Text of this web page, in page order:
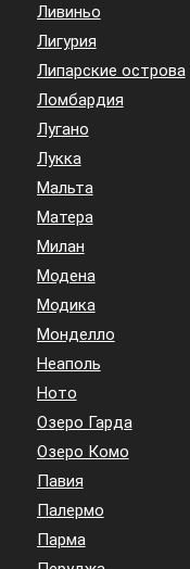
Ливиньо
Лигурия
Липарские острова
Ломбардия
Лугано
Лукка
Мальта
Матера
Милан
Модена
Модика
Монделло
Неаполь
Ното
Озеро Гарда
Озеро Комо
Павия
Палермо
Парма